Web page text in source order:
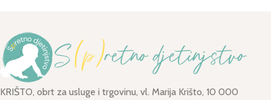
KRIŠTO, obrt za usluge i trgovinu, vl. Marija Krišto, 10 000